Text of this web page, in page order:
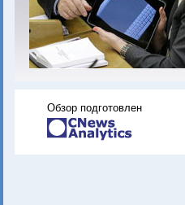
Обзор подготовлен